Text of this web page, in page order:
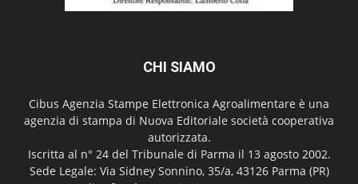
CHI SIAMO
Cibus Agenzia Stampe Elettronica Agroalimentare è una
agenzia di stampa di Nuova Editoriale società cooperativa
autorizzata.
Iscritta al n° 24 del Tribunale di Parma il 13 agosto 2002.
Sede Legale: Via Sidney Sonnino, 35/a, 43126 Parma (PR)